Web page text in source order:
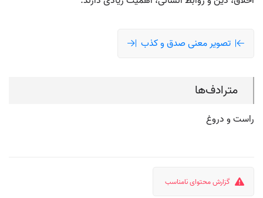
تصویر معنی صدق و کذب
مترادف‌ها
راست و دروغ
گزارش محتوای نامناسب